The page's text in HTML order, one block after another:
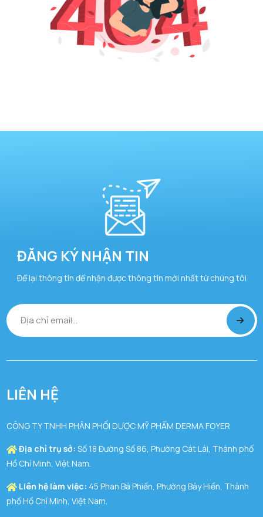
ĐĂNG KÝ NHẬN TIN
Để lại thông tin để nhận được thông tin mới nhất từ chúng tôi
LIÊN HỆ
CÔNG TY TNHH PHÂN PHỐI DƯỢC MỸ PHẨM DERMA FOYER
Địa chỉ trụ sở: Số 18 Đường Số 86, Phường Cát Lái, Thành phố
Hồ Chí Minh, Việt Nam.
Liên hệ làm việc: 45 Phan Bá Phiến, Phường Bảy Hiền, Thành
phố Hồ Chí Minh, Việt Nam.